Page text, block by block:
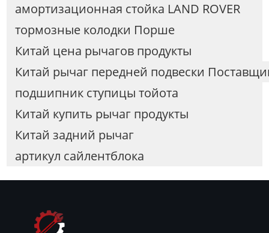
амортизационная стойка LAND ROVER
тормозные колодки Порше
Китай цена рычагов продукты
Китай рычаг передней подвески
подшипник ступицы тойота
Китай купить рычаг продукты
Китай задний рычаг
артикул сайлентблока